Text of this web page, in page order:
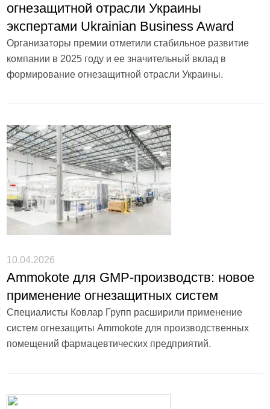
огнезащитной отрасли Украины
экспертами Ukrainian Business Award
Организаторы премии отметили стабильное развитие
компании в 2025 году и ее значительный вклад в
формирование огнезащитной отрасли Украины.
10.04.2026
Ammokote для GMP-производств: новое
применение огнезащитных систем
Специалисты Ковлар Групп расширили применение
систем огнезащиты Ammokote для производственных
помещений фармацевтических предприятий.